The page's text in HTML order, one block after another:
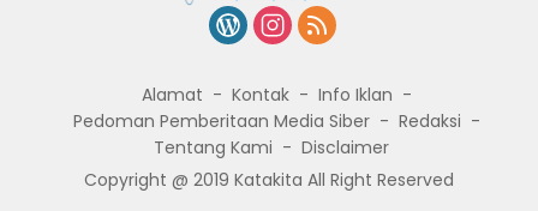
Alamat Kontak
Info Iklan
Pedoman Pemberitaan Media Siber
Redaksi
Tentang Kami
Disclaimer
Copyright @ 2019 Katakita All Right Reserved